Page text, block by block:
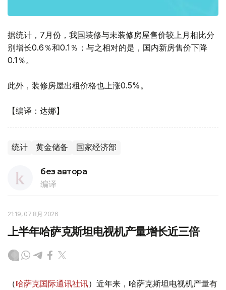
据统计，7月份，我国装修与未装修房屋售价较上月相比分
别增长0.6％和0.1％；与之相对的是，国内新房售价下降
0.1％。
此外，装修房屋出租价格也上涨0.5%。
【编译：达娜】
统计 黄金储备 国家经济部
без автора
编译
21:19, 07 8月 2026
上半年哈萨克斯坦电视机产量增长近三倍
（哈萨克国际通讯社讯）近年来，哈萨克斯坦电视机产量有